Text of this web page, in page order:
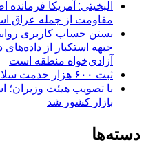
البخیتی: آمریکا
مقاومت از جمله عراق
بستن حساب کاربری
جبهه استکبار از
آزادی‌خواه منطقه است
ثبت ۶۰۰ هزار خدمت سلامت به زائران اربعین
با تصویب هیئت وزیران؛
بازار کشور شد
دسته‌ها